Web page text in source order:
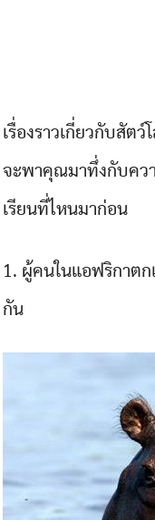
เรื่องราวเกี่ยวกับสัตว์
จะพาคุณมาทึ่งกับควา
เรียนที่ไหนมาก่อน
1. ผู้คนในแอฟริกาตก
กัน